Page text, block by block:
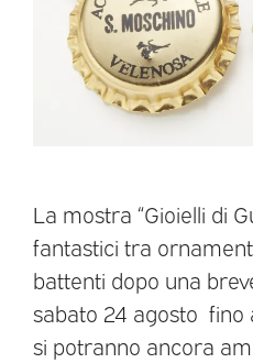
La mostra “Gioielli di
fantastici tra
battenti dopo una
sabato 24 agosto
si potranno ancora